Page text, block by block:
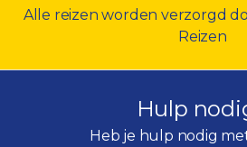
Alle reizen worden verzorgd
Reizen
Hulp
Heb je hulp nodig